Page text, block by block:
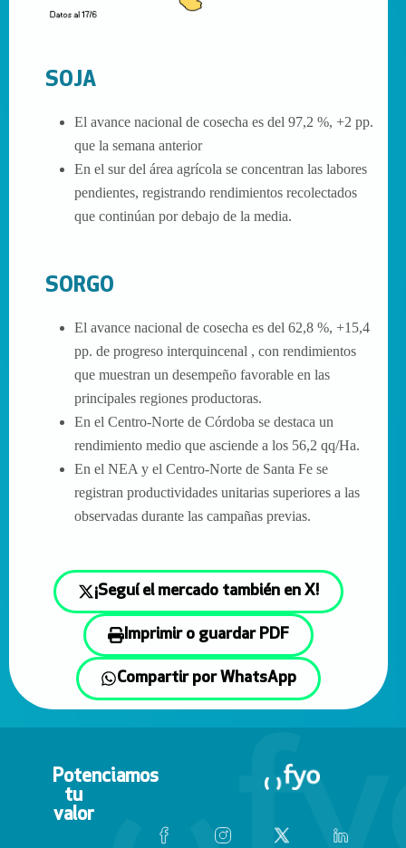
SOJA
El avance nacional de cosecha es del 97,2 %, +2 pp.
que la semana anterior
En el sur del área agrícola se concentran las labores
pendientes, registrando rendimientos recolectados
que continúan por debajo de la media.
SORGO
El avance nacional de cosecha es del 62,8 %, +15,4
pp. de progreso interquincenal , con rendimientos
que muestran un desempeño favorable en las
principales regiones productoras.
En el Centro-Norte de Córdoba se destaca un
rendimiento medio que asciende a los 56,2 qq/Ha.
En el NEA y el Centro-Norte de Santa Fe se
registran productividades unitarias superiores a las
observadas durante las campañas previas.
¡Seguí el mercado también en X!
Imprimir o guardar PDF
Compartir por WhatsApp
Potenciamos
tu
valor